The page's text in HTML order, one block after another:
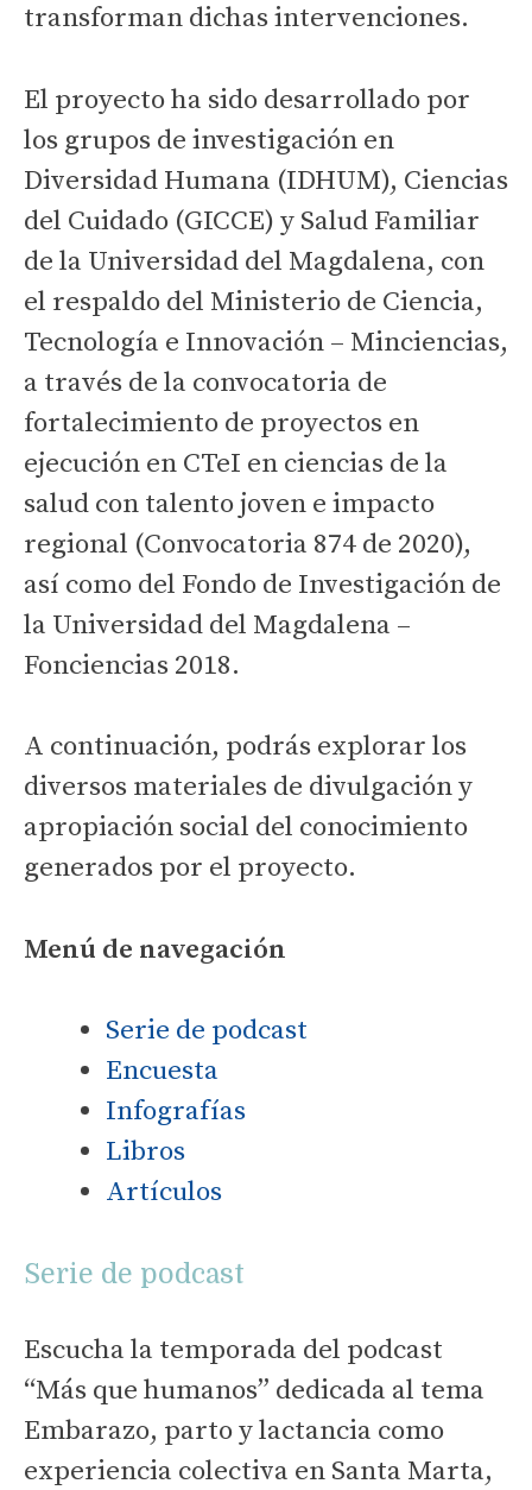
transforman dichas intervenciones.
El proyecto ha sido desarrollado por
los grupos de investigación en
Diversidad Humana (IDHUM), Ciencias
del Cuidado (GICCE) y Salud Familiar
de la Universidad del Magdalena, con
el respaldo del Ministerio de Ciencia,
Tecnología e Innovación – Minciencias,
a través de la convocatoria de
fortalecimiento de proyectos en
ejecución en CTeI en ciencias de la
salud con talento joven e impacto
regional (Convocatoria 874 de 2020),
así como del Fondo de Investigación de
la Universidad del Magdalena –
Fonciencias 2018.
A continuación, podrás explorar los
diversos materiales de divulgación y
apropiación social del conocimiento
generados por el proyecto.
Menú de navegación
Serie de podcast
Encuesta
Infografías
Libros
Artículos
Serie de podcast
Escucha la temporada del podcast
“Más que humanos” dedicada al tema
Embarazo, parto y lactancia como
experiencia colectiva en Santa Marta,